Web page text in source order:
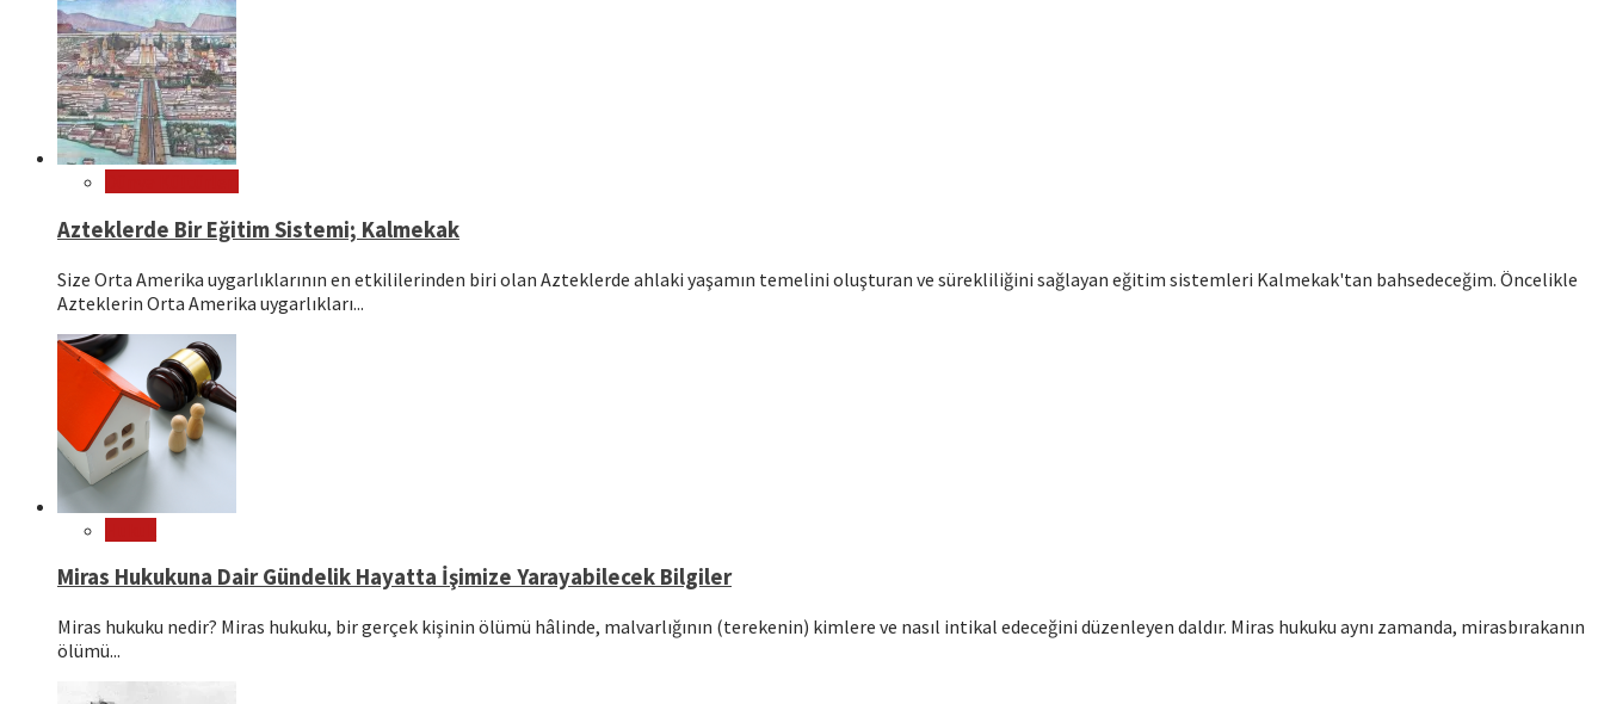
Azteklerde Bir Eğitim Sistemi; Kalmekak
Size Orta Amerika uygarlıklarının en etkililerinden biri olan Azteklerde ahlaki yaşamın temelini oluşturan ve sürekliliğini sağlayan eğitim sistemleri Kalmekak'tan bahsedeceğim. Öncelikle
Azteklerin Orta Amerika uygarlıkları...
Miras Hukukuna Dair Gündelik Hayatta İşimize Yarayabilecek Bilgiler
Miras hukuku nedir? Miras hukuku, bir gerçek kişinin ölümü hâlinde, malvarlığının (terekenin) kimlere ve nasıl intikal edeceğini düzenleyen daldır. Miras hukuku aynı zamanda, mirasbırakanın
ölümü...